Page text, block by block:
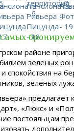
районе
зеленых
на
зеленых
«Люкс» и
постояльцам